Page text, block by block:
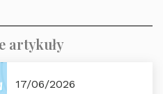
artykuły
17/06/2026